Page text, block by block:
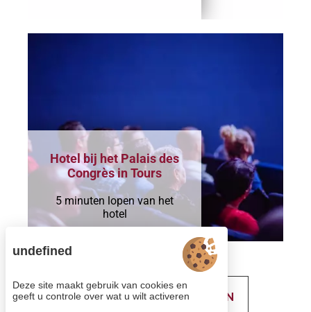
Hotel bij het Palais des
Congrès in Tours
5 minuten lopen van het
hotel
BEKIJK ALLE AANBIEDINGEN
undefined
Deze site maakt gebruik van cookies en
geeft u controle over wat u wilt activeren